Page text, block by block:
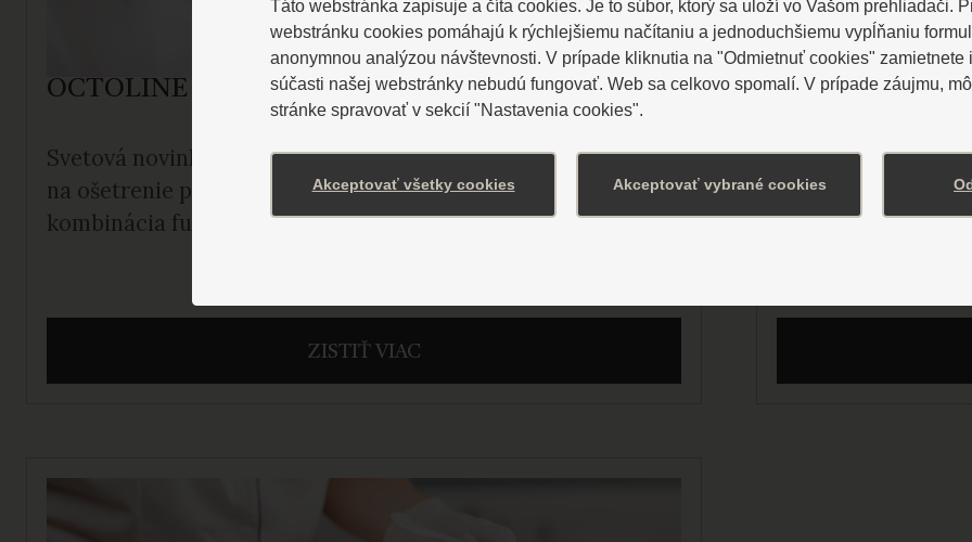
OCTOLINE
Svetová novinka najnovšej technológie. Multifunkčná metóda
na ošetrenie pleti systém 8 v 1 pre dokonalu pleť. Najlepšia
kombinácia funkcií v jednom prístroji.
ZISTIŤ VIAC
Fotorejuvenizácia
sú klienti
najúspešnejšia
Táto webstránka zapisuje a číta cookies. Je to súbor, ktorý sa uloží vo Vašom prehliadači.
webstránku cookies pomáhajú k rýchlejšiemu načítaniu a jednoduchšiemu vypĺňaniu
anonymnou analýzou návštevnosti. V prípade kliknutia na "Odmietnuť cookies"
súčasti našej webstránky nebudú fungovať. Web sa celkovo spomalí. V prípade záujmu,
stránke spravovať v sekcií "Nastavenia cookies".
Akceptovať všetky cookies Akceptovať vybrané cookies